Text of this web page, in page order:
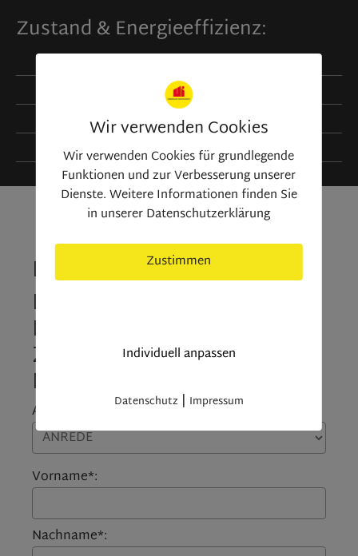
Zustand & Energieeffizienz:
gebraucht
Energiequelle:
Gas
Heizungsart:
Heizkörper
Kontaktieren Sie uns
Deine Anfrage zu der
Immobilie „Helle 3-
Zimmerwohnung mit
Balkon und Garage“ (5429)
Anrede:
Vorname*:
Nachname*:
Wir verwenden Cookies
Wir verwenden Cookies für grundlegende
Funktionen und zur Verbesserung unserer
Dienste. Weitere Informationen finden Sie
in unserer Datenschutzerklärung
Zustimmen
Individuell anpassen
Datenschutz | Impressum